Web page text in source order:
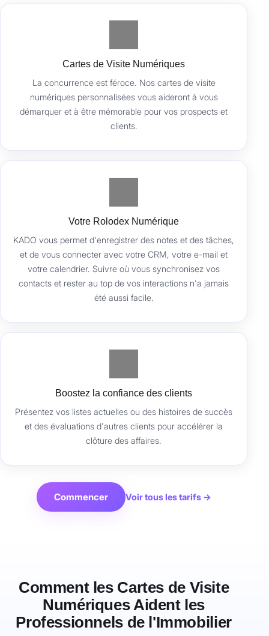
Cartes de Visite Numériques
La concurrence est féroce. Nos cartes de visite
numériques personnalisées vous aideront à vous
démarquer et à être mémorable pour vos prospects et
clients.
Votre Rolodex Numérique
KADO vous permet d'enregistrer des notes et des tâches,
et de vous connecter avec votre CRM, votre e-mail et
votre calendrier. Suivre où vous synchronisez vos
contacts et rester au top de vos interactions n'a jamais
été aussi facile.
Boostez la confiance des clients
Présentez vos listes actuelles ou des histoires de succès
et des évaluations d'autres clients pour accélérer la
clôture des affaires.
Commencer Voir tous les tarifs →
Comment les Cartes de Visite
Numériques Aident les
Professionnels de l'Immobilier